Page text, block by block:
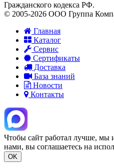
Гражданского кодекса РФ.
© 2005-2026 ООО Группа
Главная
Каталог
Сервис
Сертификаты
Доставка
База знаний
Новости
Контакты
Чтобы сайт работал лучше, мы
нами, вы соглашаетесь на
OK